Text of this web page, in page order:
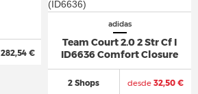
282,54 €
adidas
Team Court 2.0 2 Str Cf I
ID6636 Comfort Closure
2 Shops desde32,50 €